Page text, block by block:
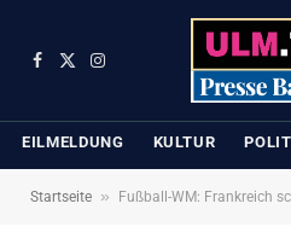
Facebook
X
Instagram
EILMELDUNG KULTUR
Startseite » Fußball-WM: Frankreich